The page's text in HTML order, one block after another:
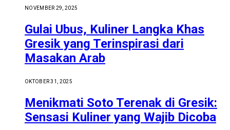
NOVEMBER 29, 2025
Gulai Ubus, Kuliner Langka Khas
Gresik yang Terinspirasi dari
Masakan Arab
OKTOBER 31, 2025
Menikmati Soto Terenak di Gresik:
Sensasi Kuliner yang Wajib Dicoba